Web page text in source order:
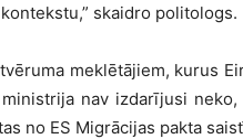
skaidro politologs.
meklētājiem, kurus
nav izdarījusi
no ES Migrācijas pakta